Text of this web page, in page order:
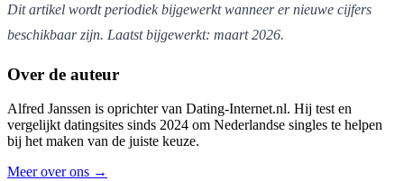
Dit artikel wordt periodiek bijgewerkt wanneer er nieuwe cijfers
beschikbaar zijn. Laatst bijgewerkt: maart 2026.
Over de auteur
Alfred Janssen is oprichter van Dating-Internet.nl. Hij test en
vergelijkt datingsites sinds 2024 om Nederlandse singles te helpen
bij het maken van de juiste keuze.
Meer over ons →